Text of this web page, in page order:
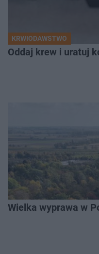
KRWIODAWSTWO
Oddaj krew i uratuj
Wielka wyprawa w